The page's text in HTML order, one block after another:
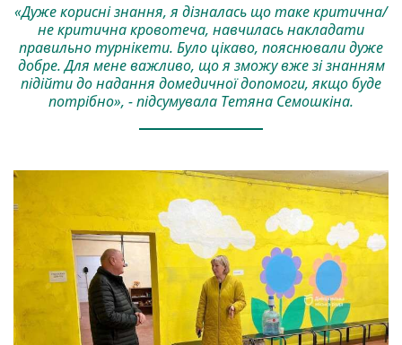
«Дуже корисні знання, я дізналась що таке критична/
не критична кровотеча, навчилась накладати
правильно турнікети. Було цікаво, пояснювали дуже
добре. Для мене важливо, що я зможу вже зі знанням
підійти до надання домедичної допомоги, якщо буде
потрібно», - підсумувала Тетяна Семошкіна.